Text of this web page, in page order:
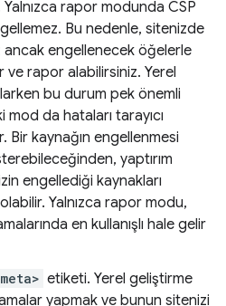
Yalnızca rapor modunda CSP
Bu nedenle, sitenizde
engellenecek öğelerle
ve rapor alabilirsiniz. Yerel
bu durum pek önemli
da hataları tarayıcı
kaynağın engellenmesi
yaptırım
engellediği kaynakları
Yalnızca rapor modu,
en kullanışlı hale gelir
etiketi. Yerel geliştirme
yapmak ve bunun sitenizi